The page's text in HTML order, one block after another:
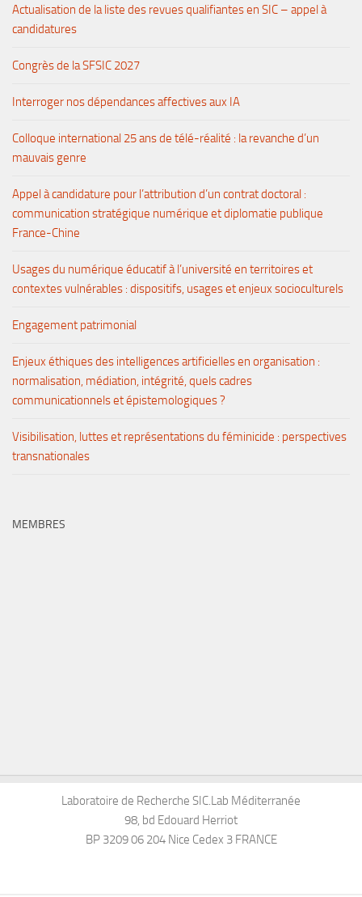
Actualisation de la liste des revues qualifiantes en SIC – appel à
candidatures
Congrès de la SFSIC 2027
Interroger nos dépendances affectives aux IA
Colloque international 25 ans de télé-réalité : la revanche d’un
mauvais genre
Appel à candidature pour l’attribution d’un contrat doctoral :
communication stratégique numérique et diplomatie publique
France-Chine
Usages du numérique éducatif à l’université en territoires et
contextes vulnérables : dispositifs, usages et enjeux socioculturels
Engagement patrimonial
Enjeux éthiques des intelligences artificielles en organisation :
normalisation, médiation, intégrité, quels cadres
communicationnels et épistemologiques ?
Visibilisation, luttes et représentations du féminicide : perspectives
transnationales
MEMBRES
Laboratoire de Recherche SIC.Lab Méditerranée
98, bd Edouard Herriot
BP 3209 06 204 Nice Cedex 3 FRANCE